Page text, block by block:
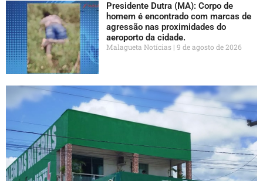
Presidente Dutra (MA): Corpo de
homem é encontrado com marcas de
agressão nas proximidades do
aeroporto da cidade.
Malagueta Notícias 9 de agosto de 2026